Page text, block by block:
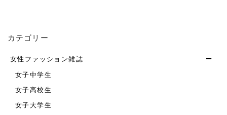
カテゴリー
女性ファッション雑誌
女子中学生
女子高校生
女子大学生